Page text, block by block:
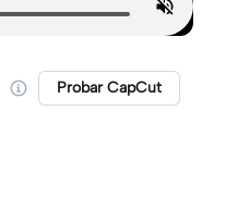
Probar CapCut